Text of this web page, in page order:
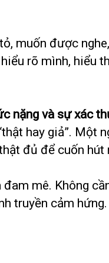
muốn được
rõ mình, hiểu
nặng và sự xác
hay giả”. Một
đủ để cuốn hút
mê. Không
truyền cảm hứng.